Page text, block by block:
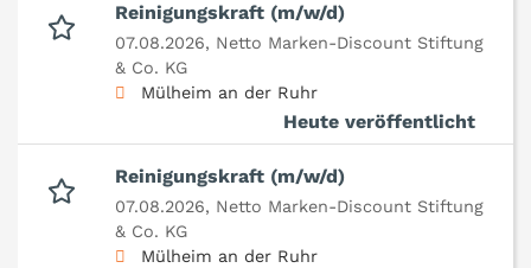
Reinigungskraft (m/w/d)
07.08.2026, Netto Marken-Discount Stiftung
& Co. KG
Mülheim an der Ruhr
Heute veröffentlicht
Reinigungskraft (m/w/d)
07.08.2026, Netto Marken-Discount Stiftung
& Co. KG
Mülheim an der Ruhr